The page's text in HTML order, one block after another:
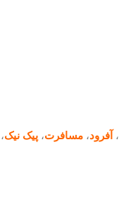
، آفرود، مسافرت، پیک نیک،